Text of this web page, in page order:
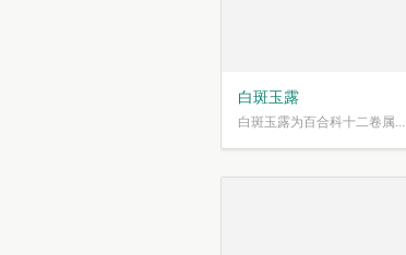
白斑玉露
白斑玉露为百合科十二卷属...